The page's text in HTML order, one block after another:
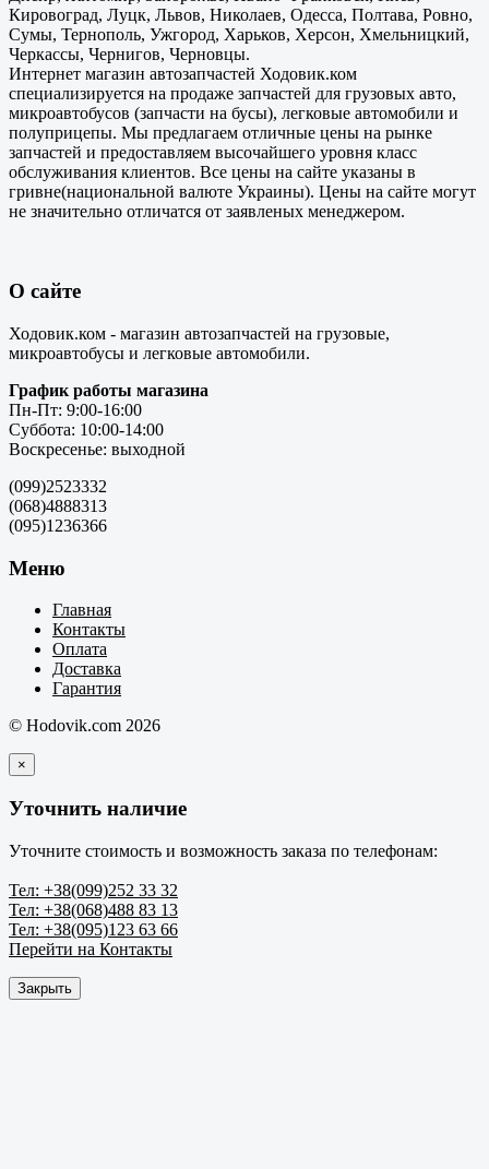
Кировоград, Луцк, Львов, Николаев, Одесса, Полтава, Ровно,
Сумы, Тернополь, Ужгород, Харьков, Херсон, Хмельницкий,
Черкассы, Чернигов, Черновцы.
Интернет магазин автозапчастей Ходовик.ком
специализируется на продаже запчастей для грузовых авто,
микроавтобусов (запчасти на бусы), легковые автомобили и
полуприцепы. Мы предлагаем отличные цены на рынке
запчастей и предоставляем высочайшего уровня класс
обслуживания клиентов. Все цены на сайте указаны в
гривне(национальной валюте Украины). Цены на сайте могут
не значительно отличатся от заявленых менеджером.
О сайте
Ходовик.ком - магазин автозапчастей на грузовые,
микроавтобусы и легковые автомобили.
График работы магазина
Пн-Пт: 9:00-16:00
Суббота: 10:00-14:00
Воскресенье: выходной
(099)2523332
(068)4888313
(095)1236366
Меню
Главная
Контакты
Оплата
Доставка
Гарантия
© Hodovik.com 2026
×
Уточнить наличие
Уточните стоимость и возможность заказа по телефонам:
Тел: +38(099)252 33 32
Тел: +38(068)488 83 13
Тел: +38(095)123 63 66
Перейти на Контакты
Закрыть